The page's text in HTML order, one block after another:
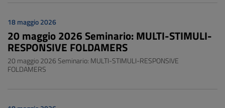
18 maggio 2026
20 maggio 2026 Seminario: MULTI-STIMULI-
RESPONSIVE FOLDAMERS
20 maggio 2026 Seminario: MULTI-STIMULI-RESPONSIVE
FOLDAMERS